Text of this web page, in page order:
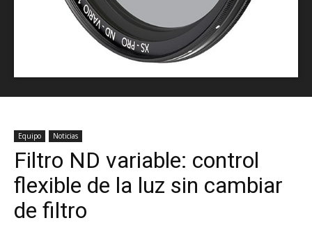
Equipo Noticias
Filtro ND variable: control
flexible de la luz sin cambiar
de filtro